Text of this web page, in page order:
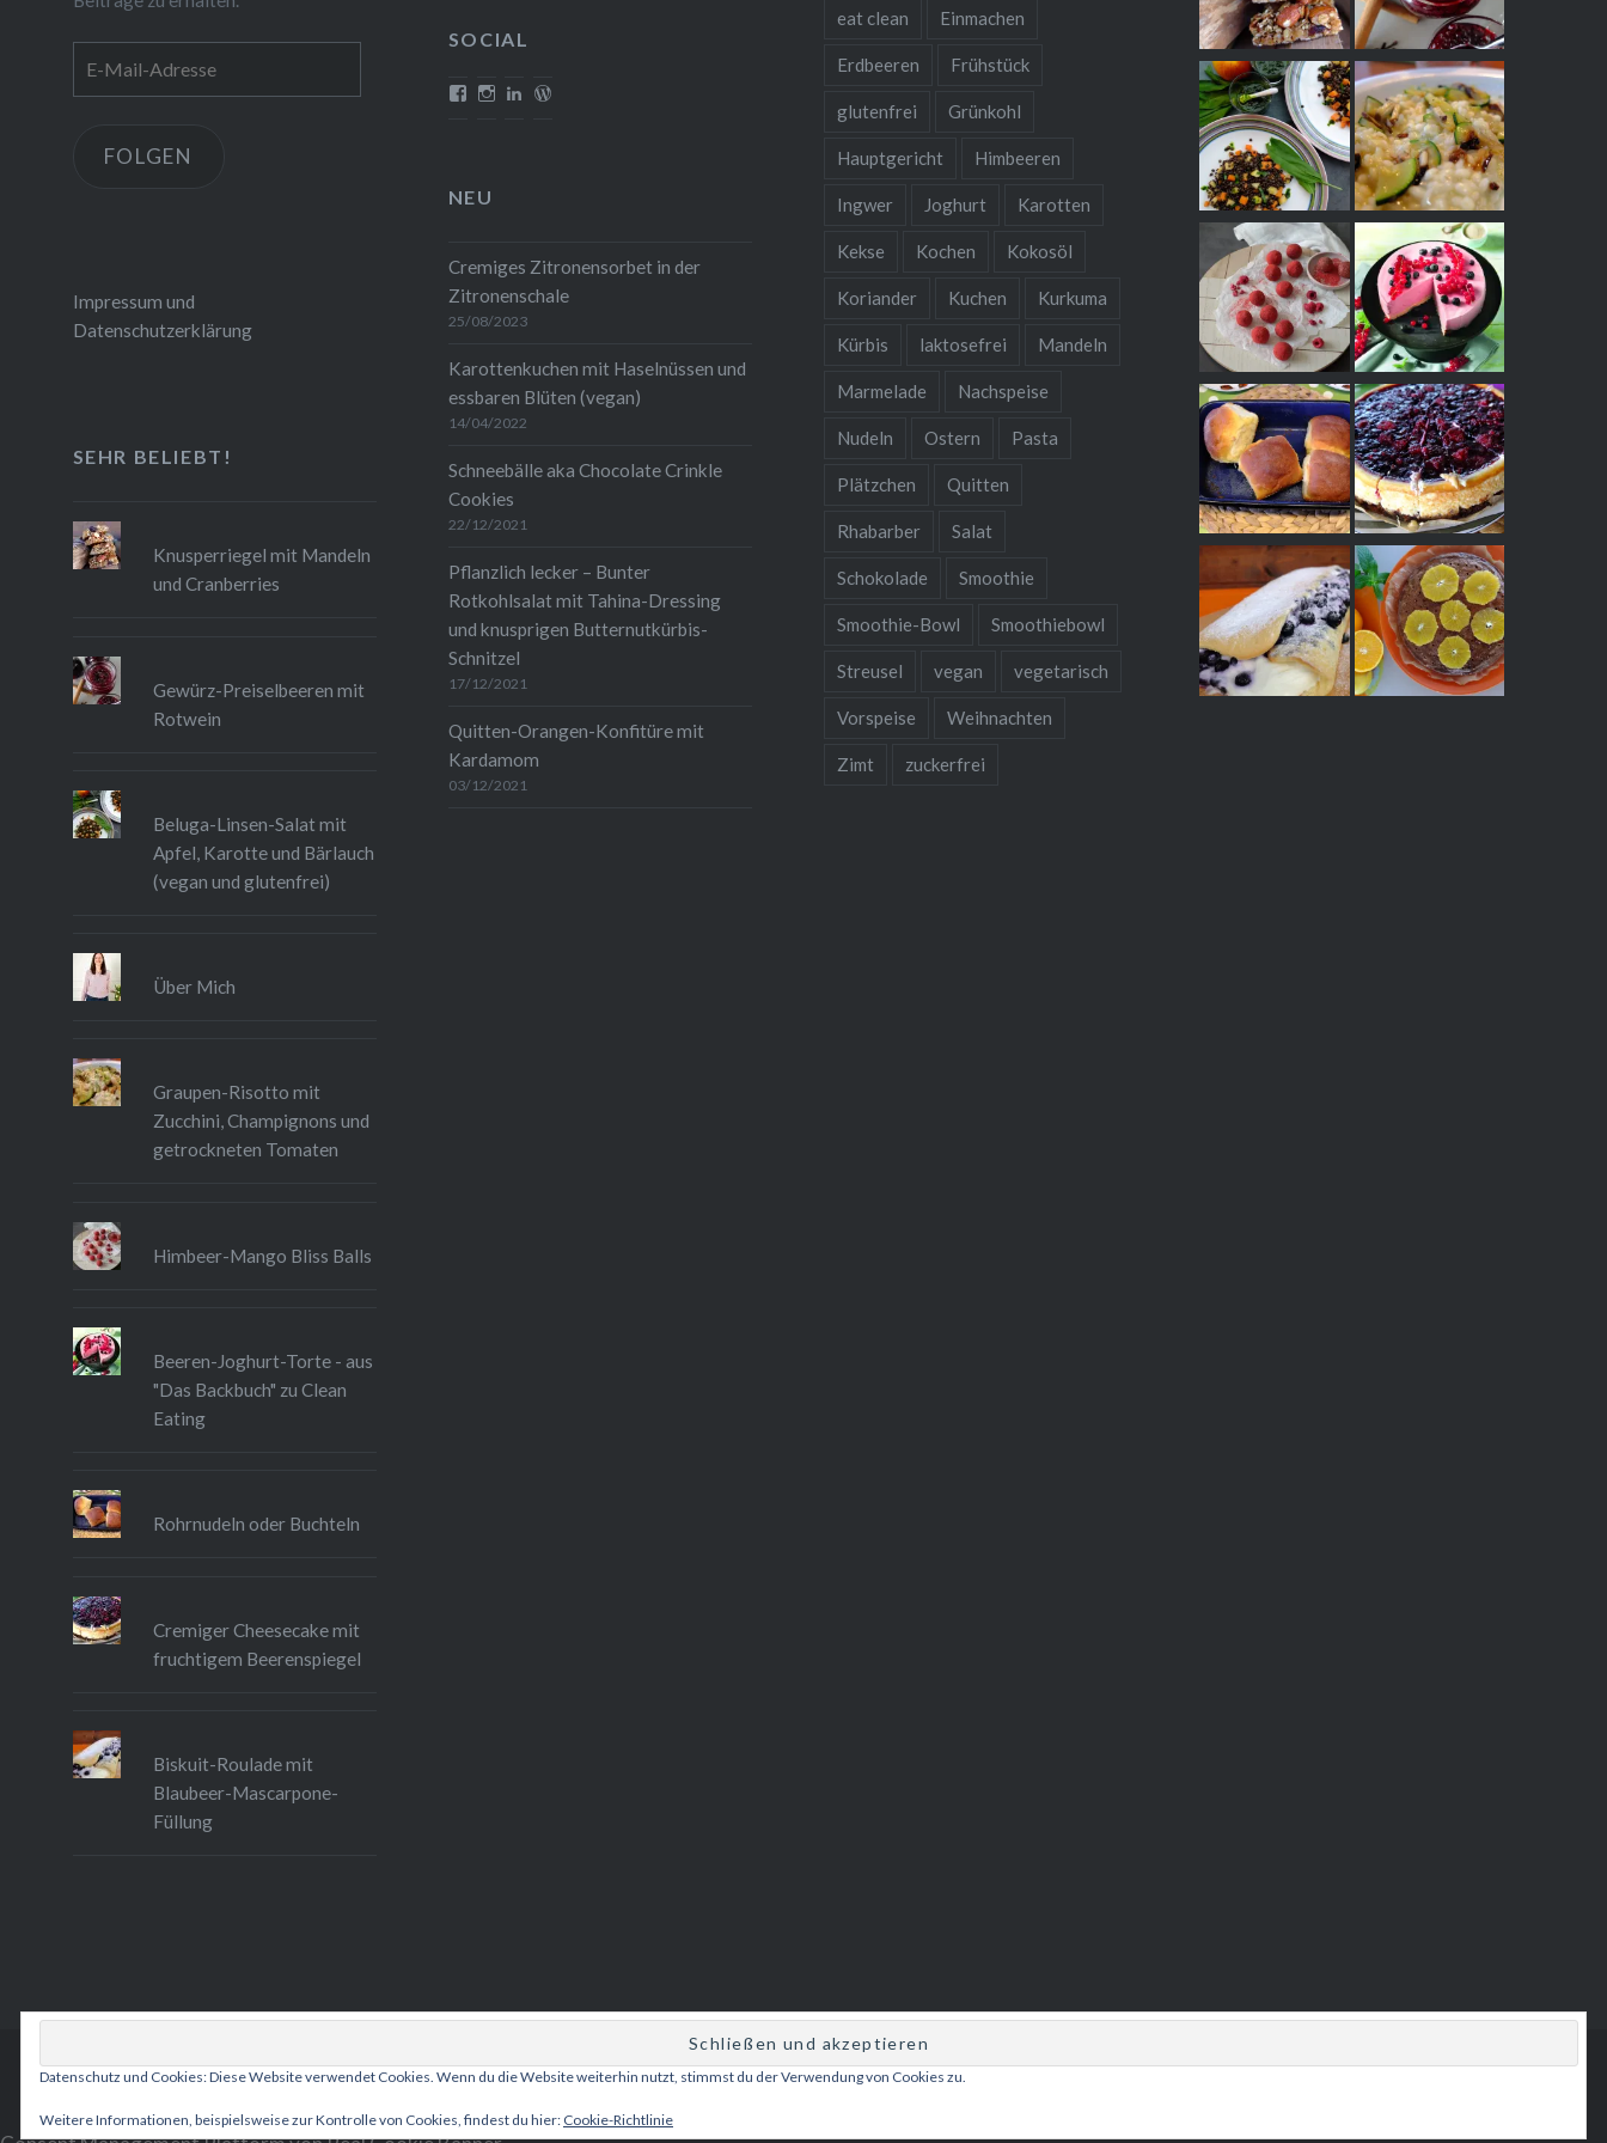
Mail-
FOLGEN
eat clean Einmachen
Erdbeeren Frühstück
glutenfrei Grünkohl
Hauptgericht Himbeeren
Ingwer Joghurt Karotten
Kekse Kochen Kokosöl
Koriander Kuchen Kurkuma
Kürbis laktosefrei Mandeln
Marmelade Nachspeise
Nudeln Ostern Pasta
Plätzchen Quitten
Rhabarber Salat
Schokolade Smoothie
Smoothie-Bowl Smoothiebowl
Streusel vegan vegetarisch
Vorspeise Weihnachten
Zimt zuckerfrei
SOCIAL
Profil
anzeigen
ProfilProfilProfil
NEU
Cremiges Zitronensorbet in der
Zitronenschale
25/08/2023
Karottenkuchen mit Haselnüssen und
essbaren Blüten (vegan)
14/04/2022
Schneebälle aka Chocolate Crinkle
Cookies
22/12/2021
Pflanzlich lecker – Bunter
Rotkohlsalat mit Tahina-Dressing
und knusprigen Butternutkürbis-
Schnitzel
17/12/2021
Quitten-Orangen-Konfitüre mit
Kardamom
03/12/2021
Impressum und
Datenschutzerklärung
SEHR BELIEBT!
Knusperriegel mit Mandeln
und Cranberries
Gewürz-Preiselbeeren mit
Rotwein
Beluga-Linsen-Salat mit
Apfel, Karotte und Bärlauch
(vegan und glutenfrei)
Über Mich
Graupen-Risotto mit
Zucchini, Champignons und
getrockneten Tomaten
Himbeer-Mango Bliss Balls
Beeren-Joghurt-Torte - aus
"Das Backbuch" zu Clean
Eating
Rohrnudeln oder Buchteln
Cremiger Cheesecake mit
fruchtigem Beerenspiegel
Biskuit-Roulade mit
Blaubeer-Mascarpone-
Füllung
Betrieben von WordPress|Theme: Dyad 2 vonWordPress.com
Datenschutz und Cookies: Diese Website verwendet Cookies. Wenn du die Website weiterhin nutzt, stimmst du der Verwendung von Cookies zu.
Weitere Informationen, beispielsweise zur Kontrolle von Cookies, findest du hier: Cookie-Richtlinie